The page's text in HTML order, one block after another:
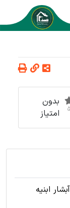
5
بدون
امتیاز
آبشار ابنیه